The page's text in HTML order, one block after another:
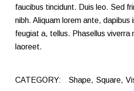
faucibus tincidunt. Duis leo. Sed
nibh. Aliquam lorem ante, dapibus
feugiat a, tellus. Phasellus viverra
laoreet.
CATEGORY: Shape Square